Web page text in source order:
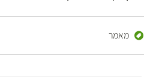
מאמר